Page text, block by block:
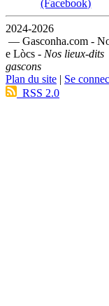
(Facebook)
2024-2026
— Gasconha.com -
e Lòcs - Nos lieux-dits
gascons
Plan du site
Se
RSS 2.0